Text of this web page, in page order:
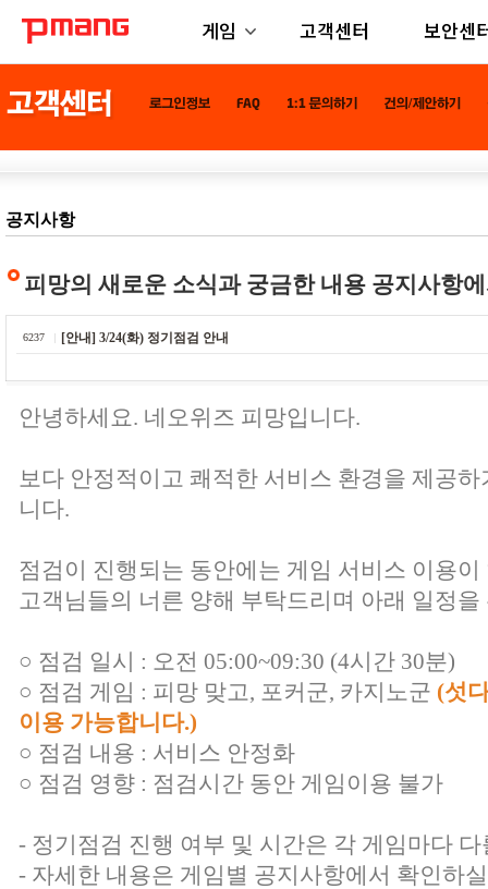
게임 고객센터 보안센
공지사항
피망의 새로운 소식과 궁금한 내용 공지사항
6237 [안내] 3/24(화) 정기점검 안내
안녕하세요. 네오위즈 피망입니다.
보다 안정적이고 쾌적한 서비스 환경을 제공
니다.
점검이 진행되는 동안에는 게임 서비스 이용
고객님들의 너른 양해 부탁드리며 아래 일정
○ 점검 일시 : 오전 05:00~09:30 (4시간 30분)
○ 점검 게임 : 피망 맞고, 포커군, 카지노군 (섯
이용 가능합니다.)
○ 점검 내용 : 서비스 안정화
○ 점검 영향 : 점검시간 동안 게임이용 불가
- 정기점검 진행 여부 및 시간은 각 게임마다
- 자세한 내용은 게임별 공지사항에서 확인하